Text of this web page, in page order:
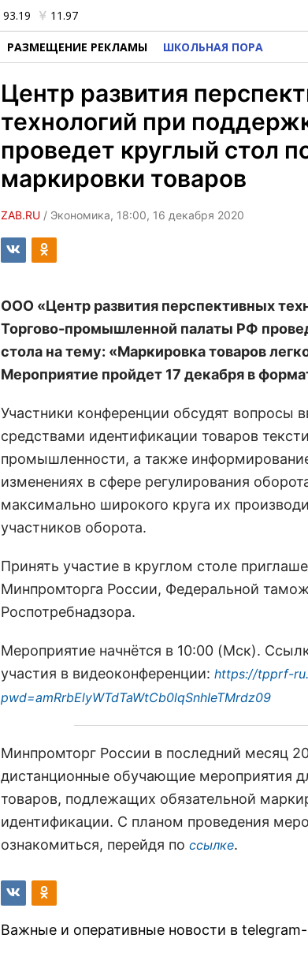
93.19 11.97
РАЗМЕЩЕНИЕ РЕКЛАМЫ ШКОЛЬНАЯ ПОРА
Центр развития
технологий при
проведет круглый стол
маркировки товаров
ZAB.RU / Экономика, 18:00, 16 декабря 2020
ООО «Центр развития перспективных
Торгово-промышленной палаты РФ
стола на тему: «Маркировка товаров
Мероприятие пройдет 17 декабря в
Участники конференции обсудят вопросы
средствами идентификации товаров
промышленности, а также
изменениях в сфере регулирования
максимально широкого круга их
участников оборота.
Принять участие в круглом столе
Минпромторга России, Федеральной
Роспотребнадзора.
Мероприятие начнётся в 10:00 (Мск).
участия в видеоконференции: https://tpprf-
pwd=amRrbElyWTdTaWtCb0lqSnhIeTMrdz09
Минпромторг России в последний месяц
дистанционные обучающие мероприятия
товаров, подлежащих обязательной
идентификации. С планом проведения
ознакомиться, перейдя по ссылке.
Важные и оперативные новости в